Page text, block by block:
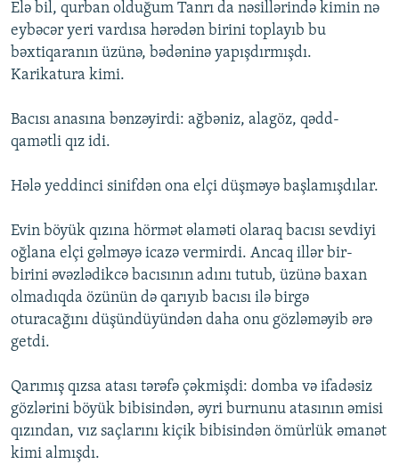
Elə bil, qurban olduğum Tanrı da nəsillərində kimin nə
eybəcər yeri vardısa hərədən birini toplayıb bu
bəxtiqaranın üzünə, bədəninə yapışdırmışdı.
Karikatura kimi.
Bacısı anasına bənzəyirdi: ağbəniz, alagöz, qədd-
qamətli qız idi.
Hələ yeddinci sinifdən ona elçi düşməyə başlamışdılar.
Evin böyük qızına hörmət əlaməti olaraq bacısı sevdiyi
oğlana elçi gəlməyə icazə vermirdi. Ancaq illər bir-
birini əvəzlədikcə bacısının adını tutub, üzünə baxan
olmadıqda özünün də qarıyıb bacısı ilə birgə
oturacağını düşündüyündən daha onu gözləməyib ərə
getdi.
Qarımış qızsa atası tərəfə çəkmişdi: domba və ifadəsiz
gözlərini böyük bibisindən, əyri burnunu atasının əmisi
qızından, vız saçlarını kiçik bibisindən ömürlük əmanət
kimi almışdı.